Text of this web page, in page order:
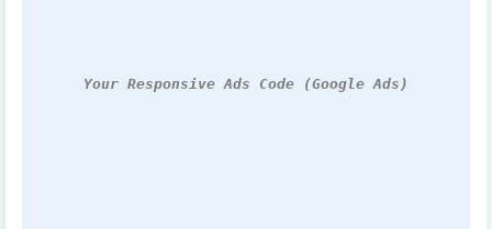
Your Responsive Ads Code (Google Ads)